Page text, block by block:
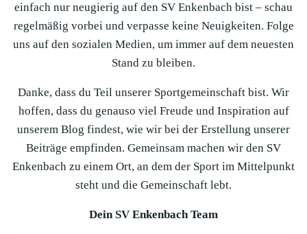
einfach nur neugierig auf den SV Enkenbach bist – schau
regelmäßig vorbei und verpasse keine Neuigkeiten. Folge
uns auf den sozialen Medien, um immer auf dem neuesten
Stand zu bleiben.
Danke, dass du Teil unserer Sportgemeinschaft bist. Wir
hoffen, dass du genauso viel Freude und Inspiration auf
unserem Blog findest, wie wir bei der Erstellung unserer
Beiträge empfinden. Gemeinsam machen wir den SV
Enkenbach zu einem Ort, an dem der Sport im Mittelpunkt
steht und die Gemeinschaft lebt.
Dein SV Enkenbach Team